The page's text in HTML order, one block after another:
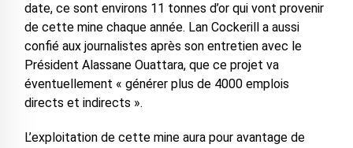
date, ce sont environs 11 tonnes d’or qui vont provenir
de cette mine chaque année. Lan Cockerill a aussi
confié aux journalistes après son entretien avec le
Président Alassane Ouattara, que ce projet va
éventuellement « générer plus de 4000 emplois
directs et indirects ».
L’exploitation de cette mine aura pour avantage de